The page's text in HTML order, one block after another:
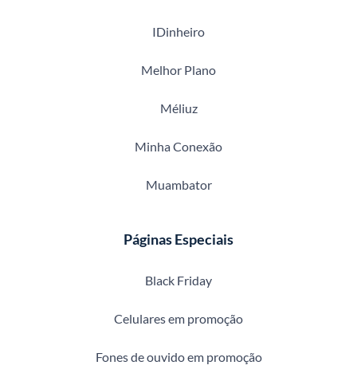
IDinheiro
Melhor Plano
Méliuz
Minha Conexão
Muambator
Páginas Especiais
Black Friday
Celulares em promoção
Fones de ouvido em promoção